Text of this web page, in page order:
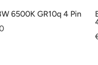
6500K GR10q 4 Pin